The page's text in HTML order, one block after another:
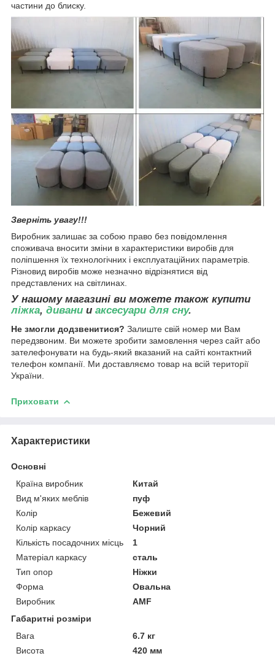
частини до блиску.
Зверніть увагу!!!
Виробник залишає за собою право без повідомлення
споживача вносити зміни в характеристики виробів для
поліпшення їх технологічних і експлуатаційних параметрів.
Різновид виробів може незначно відрізнятися від
представлених на світлинах.
У нашому магазині ви можете також купити
ліжка, дивани и аксесуари для сну.
Не змогли додзвенитися? Залиште свій номер ми Вам
передзвоним. Ви можете зробити замовлення через сайт або
зателефонувати на будь-який вказаний на сайті контактний
телефон компанії. Ми доставляємо товар на всій території
України.
Приховати
Характеристики
Основні
Країна виробник
Китай
Вид м'яких меблів
пуф
Колір
Бежевий
Колір каркасу
Чорний
Кількість посадочних місць
1
Матеріал каркасу
сталь
Тип опор
Ніжки
Форма
Овальна
Виробник
AMF
Габаритні розміри
Вага
6.7 кг
Висота
420 мм